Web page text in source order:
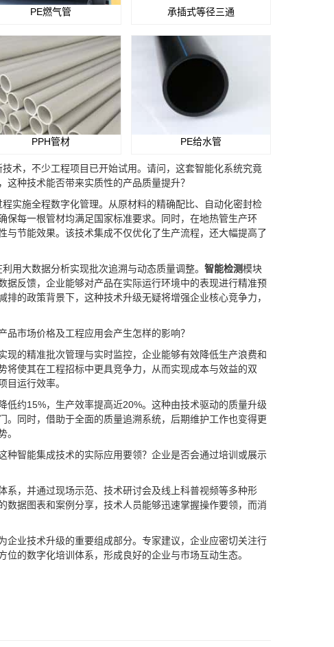
PE燃气管 承插式等径三通
PPH管材 PE给水管
技术，不少工程项目已开始试用。请问，这套智能化系统究竟
种技术能否带来实质性的产品质量提升？
实施全程数字化管理。从原材料的精确配比、自动化密封检
每一根管材均满足国家标准要求。同时，在地热管生产环
节能效果。该技术集成不仅优化了生产流程，还大幅提高了
用大数据分析实现批次追溯与动态质量调整。 智能检测模块
反馈，企业能够对产品在实际运行环境中的表现进行精准预
的政策背景下，这种技术升级无疑将增强企业核心竞争力，
市场价格及工程应用会产生怎样的影响？
的精准批次管理与实时监控，企业能够有效降低生产浪费和
使其在工程招标中更具竞争力，从而实现成本与效益的双
运行效率。
约15%，生产效率提高近20%。这种由技术驱动的质量升级
同时，借助于全面的质量追溯系统，后期维护工作也变得更
。
种智能集成技术的实际应用要领？企业是否会通过培训或展示
，并通过现场示范、技术研讨会及线上科普视频等多种形
据图表和案例分享，技术人员能够迅速掌握操作要领，而消
企业技术升级的重要组成部分。专家建议，企业应密切关注行
的数字化培训体系，形成良好的企业与市场互动生态。